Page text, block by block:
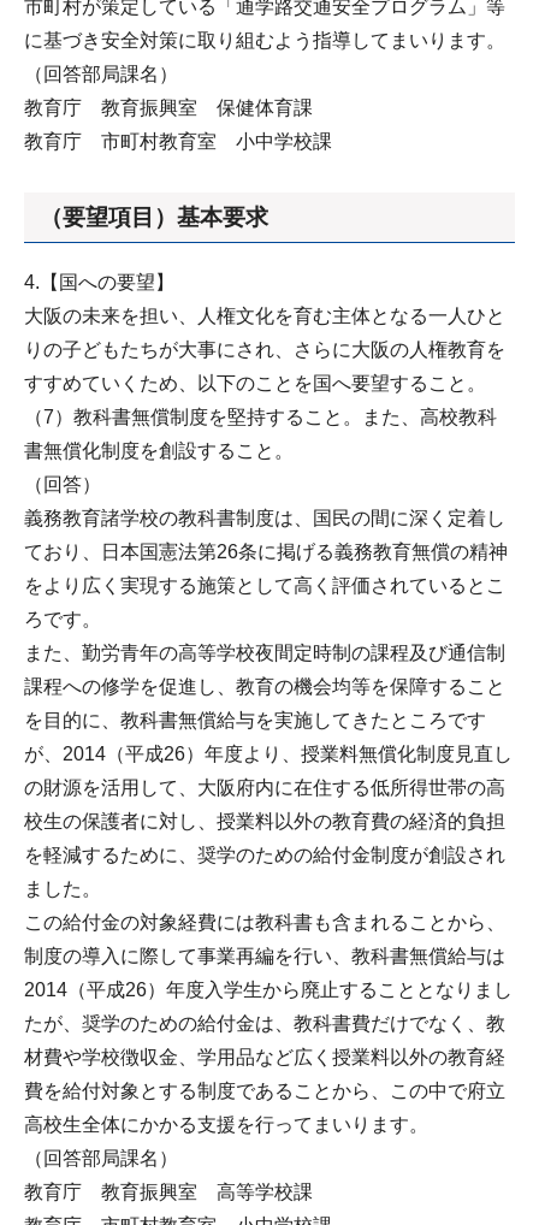
市町村が策定している「通学路交通安全プログラム」等
に基づき安全対策に取り組むよう指導してまいります。
（回答部局課名）
教育庁 教育振興室 保健体育課
教育庁 市町村教育室 小中学校課
（要望項目）基本要求
4.【国への要望】
大阪の未来を担い、人権文化を育む主体となる一人ひと
りの子どもたちが大事にされ、さらに大阪の人権教育を
すすめていくため、以下のことを国へ要望すること。
（7）教科書無償制度を堅持すること。また、高校教科
書無償化制度を創設すること。
（回答）
義務教育諸学校の教科書制度は、国民の間に深く定着し
ており、日本国憲法第26条に掲げる義務教育無償の精神
をより広く実現する施策として高く評価されているとこ
ろです。
また、勤労青年の高等学校夜間定時制の課程及び通信制
課程への修学を促進し、教育の機会均等を保障すること
を目的に、教科書無償給与を実施してきたところです
が、2014（平成26）年度より、授業料無償化制度見直し
の財源を活用して、大阪府内に在住する低所得世帯の高
校生の保護者に対し、授業料以外の教育費の経済的負担
を軽減するために、奨学のための給付金制度が創設され
ました。
この給付金の対象経費には教科書も含まれることから、
制度の導入に際して事業再編を行い、教科書無償給与は
2014（平成26）年度入学生から廃止することとなりまし
たが、奨学のための給付金は、教科書費だけでなく、教
材費や学校徴収金、学用品など広く授業料以外の教育経
費を給付対象とする制度であることから、この中で府立
高校生全体にかかる支援を行ってまいります。
（回答部局課名）
教育庁 教育振興室 高等学校課